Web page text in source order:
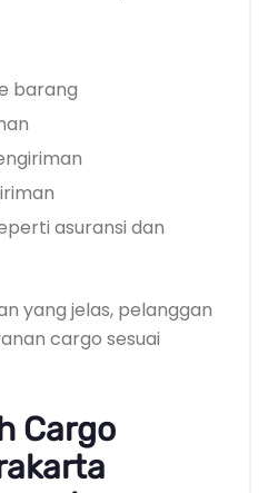
barang
asuransi dan
yang jelas, pelanggan
cargo sesuai
Cargo